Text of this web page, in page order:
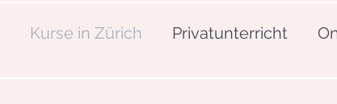
Kurse in Zürich Privatunterricht